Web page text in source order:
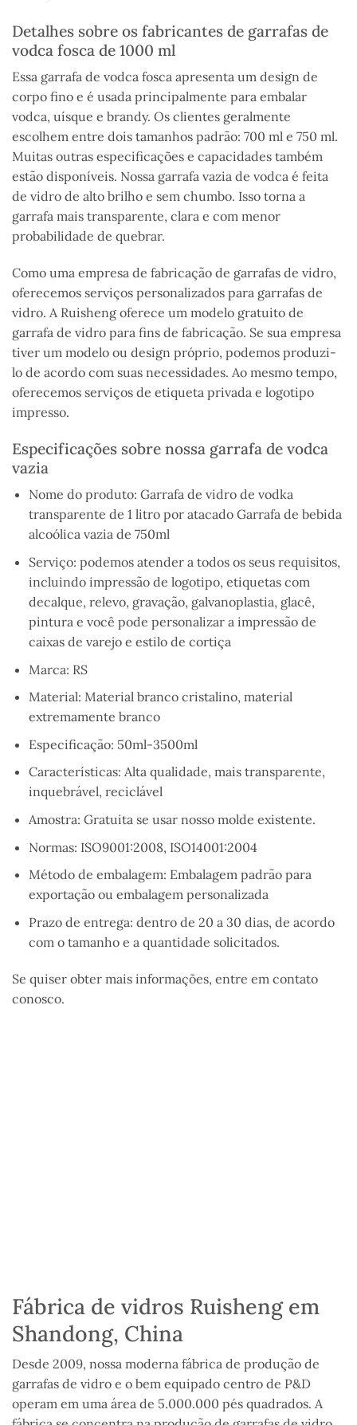
Detalhes sobre os fabricantes de garrafas de
vodca fosca de 1000 ml
Essa garrafa de vodca fosca apresenta um design de
corpo fino e é usada principalmente para embalar
vodca, uísque e brandy. Os clientes geralmente
escolhem entre dois tamanhos padrão: 700 ml e 750 ml.
Muitas outras especificações e capacidades também
estão disponíveis. Nossa garrafa vazia de vodca é feita
de vidro de alto brilho e sem chumbo. Isso torna a
garrafa mais transparente, clara e com menor
probabilidade de quebrar.
Como uma empresa de fabricação de garrafas de vidro,
oferecemos serviços personalizados para garrafas de
vidro. A Ruisheng oferece um modelo gratuito de
garrafa de vidro para fins de fabricação. Se sua empresa
tiver um modelo ou design próprio, podemos produzi-
lo de acordo com suas necessidades. Ao mesmo tempo,
oferecemos serviços de etiqueta privada e logotipo
impresso.
Especificações sobre nossa garrafa de vodca
vazia
Nome do produto: Garrafa de vidro de vodka
transparente de 1 litro por atacado Garrafa de bebida
alcoólica vazia de 750ml
Serviço: podemos atender a todos os seus requisitos,
incluindo impressão de logotipo, etiquetas com
decalque, relevo, gravação, galvanoplastia, glacê,
pintura e você pode personalizar a impressão de
caixas de varejo e estilo de cortiça
Marca: RS
Material: Material branco cristalino, material
extremamente branco
Especificação: 50ml-3500ml
Características: Alta qualidade, mais transparente,
inquebrável, reciclável
Amostra: Gratuita se usar nosso molde existente.
Normas: ISO9001:2008, ISO14001:2004
Método de embalagem: Embalagem padrão para
exportação ou embalagem personalizada
Prazo de entrega: dentro de 20 a 30 dias, de acordo
com o tamanho e a quantidade solicitados.
Se quiser obter mais informações, entre em contato
conosco.
Fábrica de vidros Ruisheng em
Shandong, China
Desde 2009, nossa moderna fábrica de produção de
garrafas de vidro e o bem equipado centro de P&D
operam em uma área de 5.000.000 pés quadrados. A